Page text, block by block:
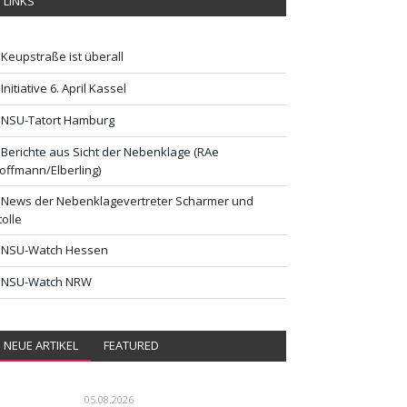
Keupstraße ist überall
Initiative 6. April Kassel
NSU-Tatort Hamburg
Berichte aus Sicht der Nebenklage (RAe
Elberling)
News der Nebenklagevertreter Scharmer und
NSU-Watch Hessen
NSU-Watch NRW
NEUE ARTIKEL FEATURED
05.08.2026